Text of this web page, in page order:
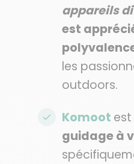
appareils
est
les
outdoors.
Komoot
guidage à